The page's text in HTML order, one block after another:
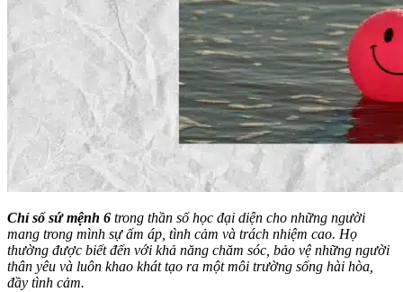
Chỉ số sứ mệnh 6 trong thần số học đại diện cho những người
mang trong mình sự ấm áp, tình cảm và trách nhiệm cao. Họ
thường được biết đến với khả năng chăm sóc, bảo vệ những người
thân yêu và luôn khao khát tạo ra một môi trường sống hài hòa,
đầy tình cảm.